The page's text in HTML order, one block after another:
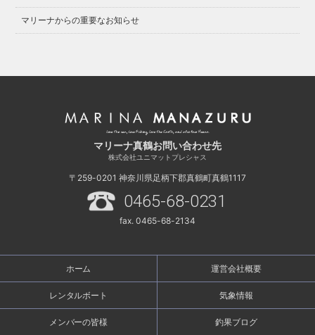
マリーナからの重要なお知らせ
マリーナ真鶴お問い合わせ先
株式会社ユニマットプレシャス
〒259-0201 神奈川県足柄下郡真鶴町真鶴1117
0465-68-0231
fax. 0465-68-2134
ホーム 運営会社概要
レンタルボート 気象情報
メンバーの皆様 釣果ブログ